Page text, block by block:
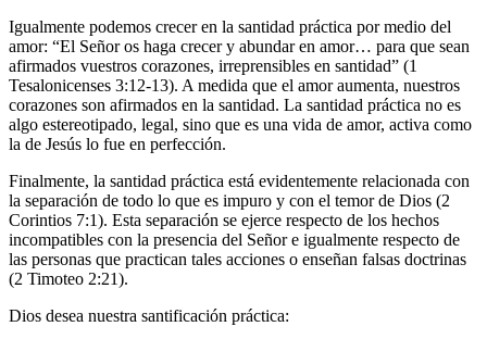
Igualmente podemos crecer en la santidad práctica por medio del
amor: “El Señor os haga crecer y abundar en amor… para que sean
afirmados vuestros corazones, irreprensibles en santidad” (1
Tesalonicenses 3:12-13). A medida que el amor aumenta, nuestros
corazones son afirmados en la santidad. La santidad práctica no es
algo estereotipado, legal, sino que es una vida de amor, activa como
la de Jesús lo fue en perfección.
Finalmente, la santidad práctica está evidentemente relacionada con
la separación de todo lo que es impuro y con el temor de Dios (2
Corintios 7:1). Esta separación se ejerce respecto de los hechos
incompatibles con la presencia del Señor e igualmente respecto de
las personas que practican tales acciones o enseñan falsas doctrinas
(2 Timoteo 2:21).
Dios desea nuestra santificación práctica: